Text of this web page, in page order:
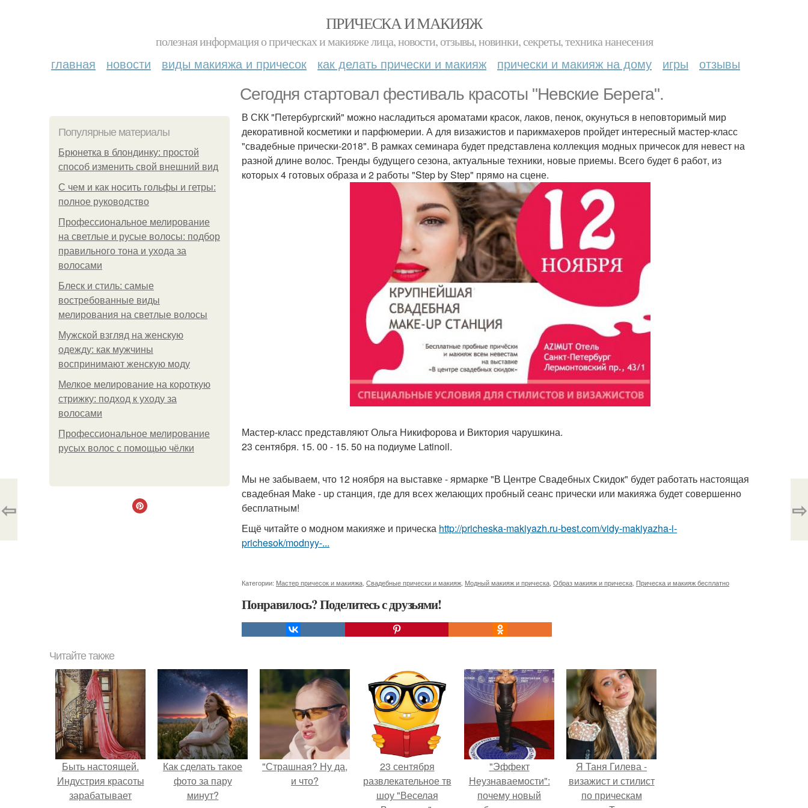
ПРИЧЕСКА И МАКИЯЖ
полезная информация о прическах и макияже лица, новости, отзывы, новинки, секреты, техника нанесения
главная новости виды макияжа и причесок как делать прически и макияж прически и макияж на дому игры отзывы
Сегодня стартовал фестиваль красоты "Невские Берега".
Популярные материалы
Брюнетка в блондинку: простой
способ изменить свой внешний вид
С чем и как носить гольфы и гетры:
полное руководство
Профессиональное мелирование
на светлые и русые волосы: подбор
правильного тона и ухода за
волосами
Блеск и стиль: самые
востребованные виды
мелирования на светлые волосы
Мужской взгляд на женскую
одежду: как мужчины
воспринимают женскую моду
Мелкое мелирование на короткую
стрижку: подход к уходу за
волосами
Профессиональное мелирование
русых волос с помощью чёлки
В СКК "Петербургский" можно насладиться ароматами красок, лаков, пенок, окунуться в неповторимый мир
декоративной косметики и парфюмерии. А для визажистов и парикмахеров пройдет интересный мастер-класс
"свадебные прически-2018". В рамках семинара будет представлена коллекция модных причесок для невест на
разной длине волос. Тренды будущего сезона, актуальные техники, новые приемы. Всего будет 6 работ, из
которых 4 готовых образа и 2 работы "Step by Step" прямо на сцене.
Мастер-класс представляют Ольга Никифорова и Виктория чарушкина.
23 сентября. 15. 00 - 15. 50 на подиуме Latinoil.
Мы не забываем, что 12 ноября на выставке - ярмарке "В Центре Свадебных Скидок" будет работать настоящая
свадебная Make - up станция, где для всех желающих пробный сеанс прически или макияжа будет совершенно
бесплатным!
Ещё читайте о модном макияже и прическа http://pricheska-makiyazh.ru-best.com/vidy-makiyazha-i-
prichesok/modnyy-...
Категории: Мастер причесок и макияжа Свадебные прически и макияж Модный макияж и прическа Образ макияж и прическа Прическа и макияж бесплатно
Понравилось? Поделитесь с друзьями!
⇦ ⇨
Читайте также
Быть настоящей.
Индустрия красоты
зарабатывает
Как сделать такое
фото за пару
минут?
"Страшная? Ну да,
и что?
23 сентября
развлекательное тв
шоу "Веселая
"Эффект
Неузнаваемости":
почему новый
Я Таня Гилева -
визажист и стилист
по прическам